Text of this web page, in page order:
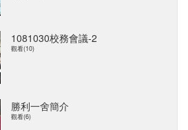
1081030校務會議-2
觀看(10)
勝利一舍簡介
觀看(6)